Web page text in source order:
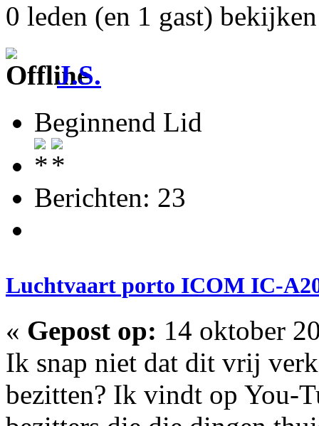
0 leden (en 1 gast)
J.S.
Beginnend Lid
Berichten: 23
Luchtvaart porto ICOM IC-
« Gepost op: 14 oktober
Ik snap niet dat dit vrij
bezitten? Ik vindt op You-